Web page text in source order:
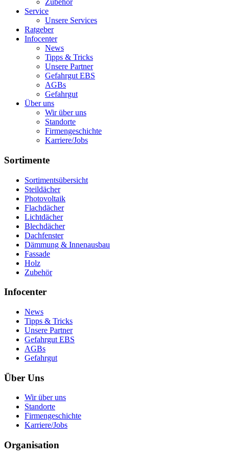
Zubehör
Service
Unsere Services
Ratgeber
Infocenter
News
Tipps & Tricks
Unsere Partner
Gefahrgut EBS
AGBs
Gefahrgut
Über uns
Wir über uns
Standorte
Firmengeschichte
Karriere/Jobs
Sortimente
Sortimentsübersicht
Steildächer
Photovoltaik
Flachdächer
Lichtdächer
Blechdächer
Dachfenster
Dämmung & Innenausbau
Fassade
Holz
Zubehör
Infocenter
News
Tipps & Tricks
Unsere Partner
Gefahrgut EBS
AGBs
Gefahrgut
Über Uns
Wir über uns
Standorte
Firmengeschichte
Karriere/Jobs
Organisation